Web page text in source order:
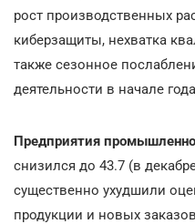
рост производственных
киберзащиты, нехватка
также сезонное
деятельности в начале
Предприятия
снизился до 43.7 (в
существенно ухудшили
продукции и новых